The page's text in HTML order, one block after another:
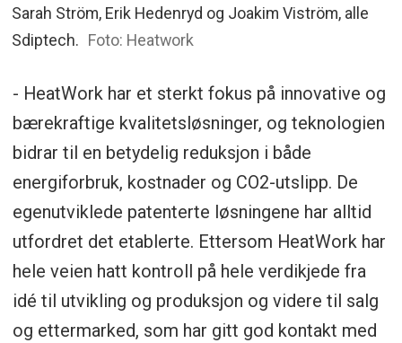
Sarah Ström, Erik Hedenryd og Joakim Viström, alle
Sdiptech. Foto: Heatwork
- HeatWork har et sterkt fokus på innovative og
bærekraftige kvalitetsløsninger, og teknologien
bidrar til en betydelig reduksjon i både
energiforbruk, kostnader og CO2-utslipp. De
egenutviklede patenterte løsningene har alltid
utfordret det etablerte. Ettersom HeatWork har
hele veien hatt kontroll på hele verdikjede fra
idé til utvikling og produksjon og videre til salg
og ettermarked, som har gitt god kontakt med